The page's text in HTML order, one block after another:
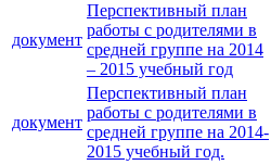
документ
Перспективный план
работы с родителями в
средней группе на 2014
– 2015 учебный год
документ
Перспективный план
работы с родителями в
средней группе на 2014-
2015 учебный год.